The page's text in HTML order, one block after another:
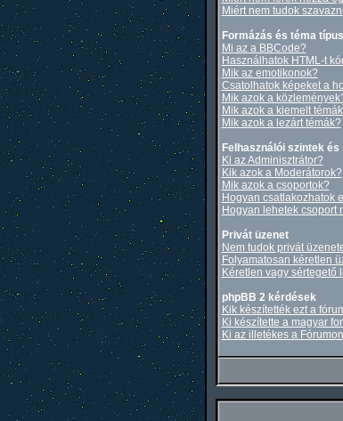
Miért nem tudok
Formázás és téma
Mi az a BBCode?
Használhatok HTML-t
Mik az emotikonok?
Csatolhatok képeket a
Mik azok a
Mik azok a kiemelt
Mik azok a lezárt témák?
Felhasználói szintek
Ki az Adminisztrátor?
Kik azok a Moderátorok?
Mik azok a csoportok?
Hogyan csatlakozhatok
Hogyan lehetek csoport
Privát üzenet
Nem tudok privát
Folyamatosan kéretlen
Kéretlen vagy sértegető
phpBB 2 kérdések
Kik készítették ezt a
Ki készítette a magyar
Ki az illetékes a